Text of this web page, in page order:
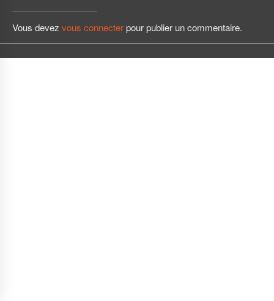
Vous devez vous connecterpour publier un commentaire.